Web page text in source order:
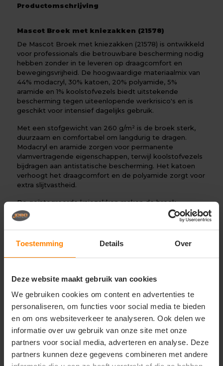
Toestemming Details Over
Deze website maakt gebruik van cookies
We gebruiken cookies om content en advertenties te
personaliseren, om functies voor social media te bieden
en om ons websiteverkeer te analyseren. Ook delen we
informatie over uw gebruik van onze site met onze
partners voor social media, adverteren en analyse. Deze
partners kunnen deze gegevens combineren met andere
Productomschrijving
Mascot Broek met kniezakken (21578)
De Mascot Broek met kniezakken (21578) is ontwikkeld
voor professionals die betrouwbare bescherming nodig
hebben zonder in te leveren op draagcomfort en
bewegingsvrijheid. De hoogwaardige materiaalmix van
44% modacryl, 30% katoen, 20% polyamide, 5%
aramide en 1% koolstofvezels biedt uitstekende
bescherming tegen uiteenlopende werkrisico's en is
geschikt voor intensief dagelijks gebruik.
Met een stofgewicht van 260 g/m² is de broek sterk,
duurzaam en comfortabel om langdurig te dragen.
Modacryl en aramide zorgen voor permanente
vlamvertragende eigenschappen, terwijl koolstofvezels
bijdragen aan antistatische bescherming. Het katoen
verhoogt het draagcomfort en de polyamide zorgt voor
extra slijtvastheid.
De geïntegreerde kniezakken maken de broek
geschikt voor werkzaamheden waarbij regelmatig
wordt geknield. In combinatie met geschikte
kniebeschermers wordt het comfort tijdens langdurige
werkzaamheden aanzienlijk verbeterd. Dankzij de
comfortabele pasvorm biedt de broek optimale
bewegingsvrijheid gedurende de hele werkdag.
Door de combinatie van bescherming, duurzaamheid en
functionaliteit is de Mascot Broek met kniezakken
(21578) een uitstekende keuze voor professionals die
werken in industriële en risicovolle omgevingen.
Perfect voor
Industrie
Petrochemie
Energie- en nutsbedrijven
Elektrotechniek